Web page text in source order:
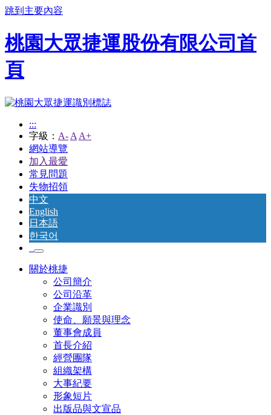
跳到主要內容
桃園大眾捷運股份有限公司首
頁
:::
字級： A- A A+
網站導覽
加入最愛
常見問題
失物招領
中文
English
日本語
한국어
關於桃捷
公司簡介
公司沿革
企業識別
使命、願景與理念
董事會成員
首長介紹
經營團隊
組織架構
大事紀要
形象短片
出版品與文宣品